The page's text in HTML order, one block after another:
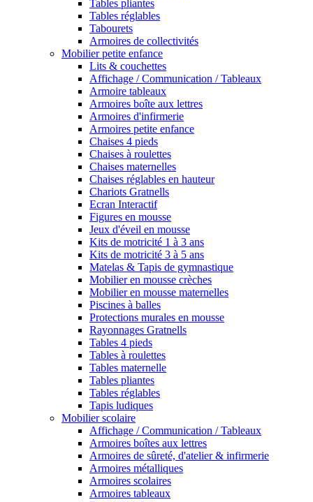
Tables pliantes
Tables réglables
Tabourets
Armoires de collectivités
Mobilier petite enfance
Lits & couchettes
Affichage / Communication / Tableaux
Armoire tableaux
Armoires boîte aux lettres
Armoires d'infirmerie
Armoires petite enfance
Chaises 4 pieds
Chaises à roulettes
Chaises maternelles
Chaises réglables en hauteur
Chariots Gratnells
Ecran Interactif
Figures en mousse
Jeux d'éveil en mousse
Kits de motricité 1 à 3 ans
Kits de motricité 3 à 5 ans
Matelas & Tapis de gymnastique
Mobilier en mousse crèches
Mobilier en mousse maternelles
Piscines à balles
Protections murales en mousse
Rayonnages Gratnells
Tables 4 pieds
Tables à roulettes
Tables maternelle
Tables pliantes
Tables réglables
Tapis ludiques
Mobilier scolaire
Affichage / Communication / Tableaux
Armoires boîtes aux lettres
Armoires de sûreté, d'atelier & infirmerie
Armoires métalliques
Armoires scolaires
Armoires tableaux